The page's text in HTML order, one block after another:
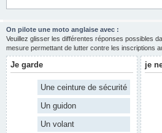
On pilote une moto anglaise avec :
Veuillez glisser les différentes réponses possibles
mesure permettant de lutter contre les inscriptions
Je garde
Une ceinture de sécurité
Un guidon
Un volant
je